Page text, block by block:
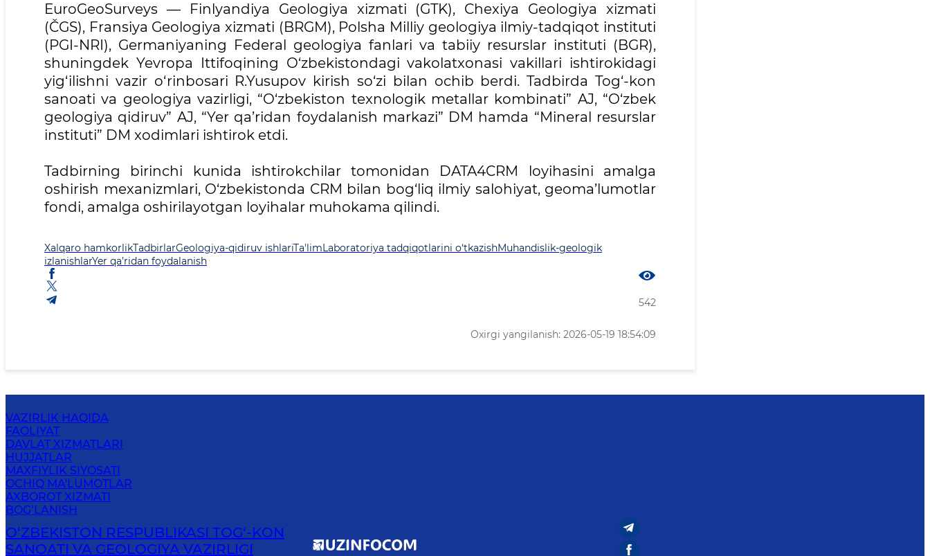
EuroGeoSurveys — Finlyandiya Geologiya xizmati (GTK), Chexiya Geologiya xizmati
(ČGS), Fransiya Geologiya xizmati (BRGM), Polsha Milliy geologiya ilmiy-tadqiqot instituti
(PGI-NRI), Germaniyaning Federal geologiya fanlari va tabiiy resurslar instituti (BGR),
shuningdek Yevropa Ittifoqining O‘zbekistondagi vakolatxonasi vakillari ishtirokidagi
yig‘ilishni vazir o‘rinbosari R.Yusupov kirish so‘zi bilan ochib berdi. Tadbirda Tog‘-kon
sanoati va geologiya vazirligi, “O‘zbekiston texnologik metallar kombinati” AJ, “O‘zbek
geologiya qidiruv” AJ, “Yer qa’ridan foydalanish markazi” DM hamda “Mineral resurslar
instituti” DM xodimlari ishtirok etdi.
Tadbirning birinchi kunida ishtirokchilar tomonidan DATA4CRM loyihasini amalga
oshirish mexanizmlari, O‘zbekistonda CRM bilan bog‘liq ilmiy salohiyat, geoma’lumotlar
fondi, amalga oshirilayotgan loyihalar muhokama qilindi.
Xalqaro hamkorlikTadbirlarGeologiya-qidiruv ishlariTa'limLaboratoriya tadqiqotlarini o‘tkazishMuhandislik-geologik
izlanishlarYer qa’ridan foydalanish
542
Oxirgi yangilanish: 2026-05-19 18:54:09
VAZIRLIK HAQIDA
FAOLIYAT
DAVLAT XIZMATLARI
HUJJATLAR
MAXFIYLIK SIYOSATI
OCHIQ MA'LUMOTLAR
AXBOROT XIZMATI
BOG‘LANISH
O‘ZBEKISTON RESPUBLIKASI TOG‘-KON
SANOATI VA GEOLOGIYA VAZIRLIGI